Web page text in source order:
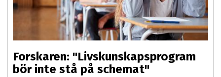
Forskaren: "Livskunskapsprogram
bör inte stå på schemat"